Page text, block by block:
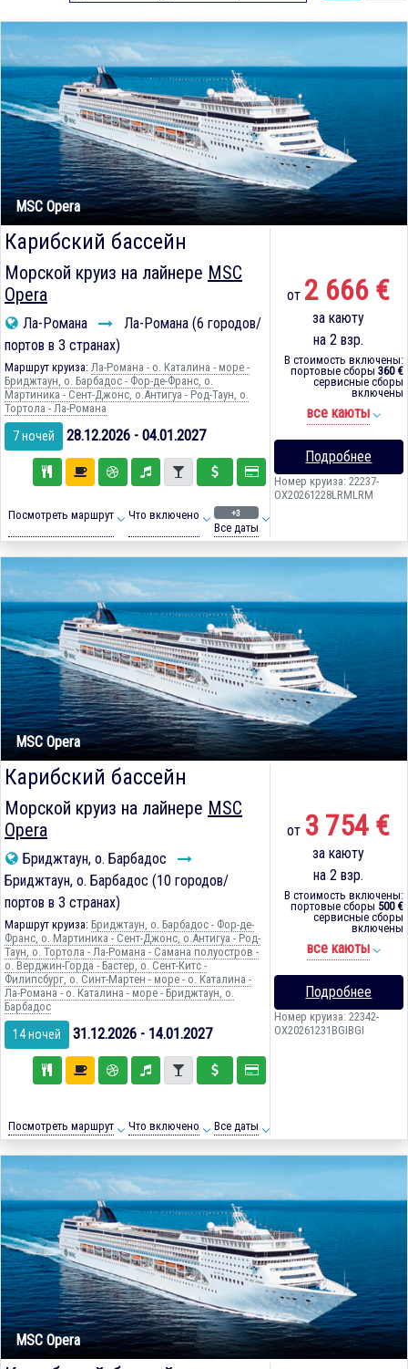
MSC Opera
Карибский бассейн
Морской круиз на лайнере MSC
Opera
Ла-Романа
Ла-Романа (6 городов/
портов в 3 странах)
Маршрут круиза: Ла-Романа - о. Каталина - море -
Бриджтаун, о. Барбадос - Фор-де-Франс, о.
Мартиника - Сент-Джонс, о.Антигуа - Род-Таун, о.
Тортола - Ла-Романа
7 ночей 28.12.2026 - 04.01.2027
Посмотреть маршрут Что включено +3
Все даты
от 2 666 €
за каюту
на 2 взр.
В стоимость включены:
портовые сборы 360 €
сервисные сборы
включены
все каюты
Подробнее
Номер круиза: 22237-
OX20261228LRMLRM
MSC Opera
Карибский бассейн
Морской круиз на лайнере MSC
Opera
Бриджтаун, о. Барбадос
Бриджтаун, о. Барбадос (10 городов/
портов в 3 странах)
Маршрут круиза: Бриджтаун, о. Барбадос - Фор-де-
Франс, о. Мартиника - Сент-Джонс, о.Антигуа - Род-
Таун, о. Тортола - Ла-Романа - Самана полуостров -
о. Верджин-Горда - Бастер, о. Сент-Китс -
Филипсбург, о. Синт-Мартен - море - о. Каталина -
Ла-Романа - о. Каталина - море - Бриджтаун, о.
Барбадос
14 ночей 31.12.2026 - 14.01.2027
Посмотреть маршрут Что включено Все даты
от 3 754 €
за каюту
на 2 взр.
В стоимость включены:
портовые сборы 500 €
сервисные сборы
включены
все каюты
Подробнее
Номер круиза: 22342-
OX20261231BGIBGI
MSC Opera